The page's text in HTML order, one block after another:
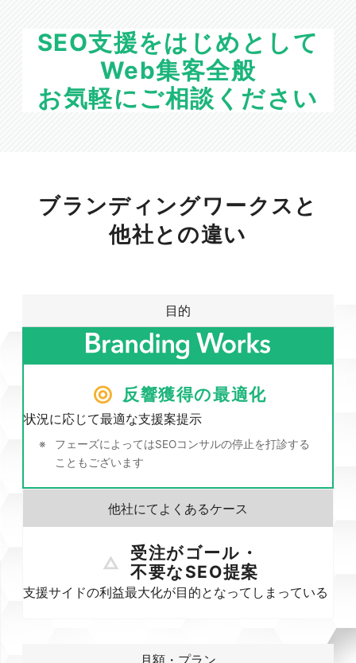
SEO支援をはじめとして
Web集客全般
お気軽にご相談ください
ブランディングワークスと
他社との違い
目的
反響獲得の最適化
状況に応じて最適な支援案提示
フェーズによってはSEOコンサルの停止を打診する
こともございます
受注がゴール・
不要なSEO提案
支援サイドの利益最大化が目的となってしまっている